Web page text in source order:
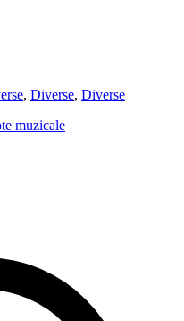
, Diverse, Diverse
muzicale